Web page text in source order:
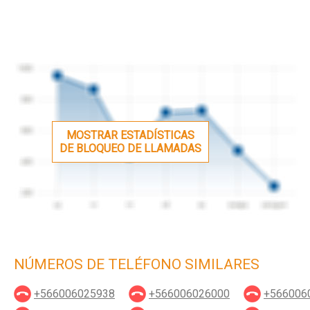
MOSTRAR ESTADÍSTICAS
DE BLOQUEO DE LLAMADAS
NÚMEROS DE TELÉFONO SIMILARES
+566006025938 +566006026000